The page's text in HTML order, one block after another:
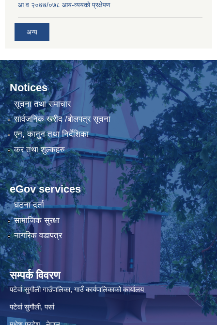
आ.व २०७७/०७८ आय-व्ययको प्रक्षेपण
अन्य
Notices
सूचना तथा समाचार
सार्वजनिक खरीद /बोलपत्र सूचना
एन, कानुन तथा निर्देशिका
कर तथा शुल्कहरु
eGov services
घटना दर्ता
सामाजिक सुरक्षा
नागरिक वडापत्र
सम्पर्क विवरण
पटेर्वा सुगौली गाउँपालिका, गाउँ कार्यपालिकाको कार्यालय
पटेर्वा सुगौली, पर्सा